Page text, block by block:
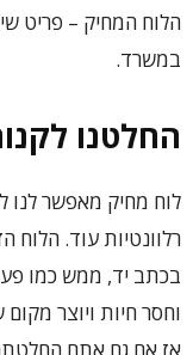
הלוח המחיק – פריט
במשרד.
החלטנו
לוח מחיק מאפשר לנו
רלוונטיות עוד.
בכתב יד, ממש כמו
וחסר חיות ויוצר
אז אם גם אתם